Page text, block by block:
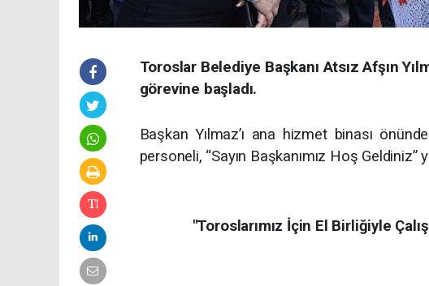
Toroslar Belediye Başkanı Atsız Afşın
görevine başladı.
Başkan Yılmaz’ı ana hizmet binası
personeli, “Sayın Başkanımız Hoş Geldiniz”
"Toroslarımız İçin El Birliğiyle